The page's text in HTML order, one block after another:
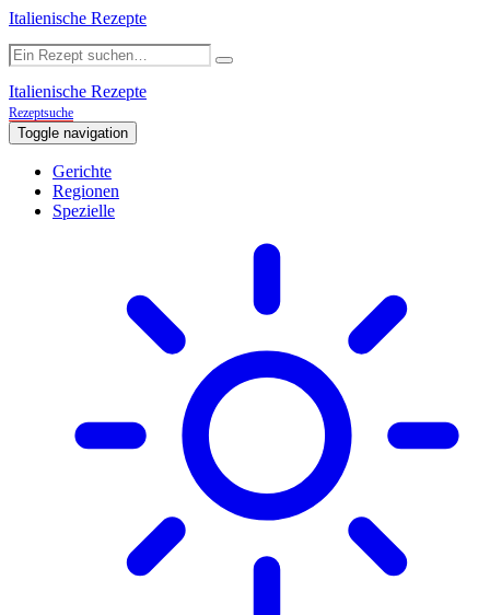
Italienische Rezepte
Italienische Rezepte
Rezeptsuche
Toggle navigation
Gerichte
Regionen
Spezielle